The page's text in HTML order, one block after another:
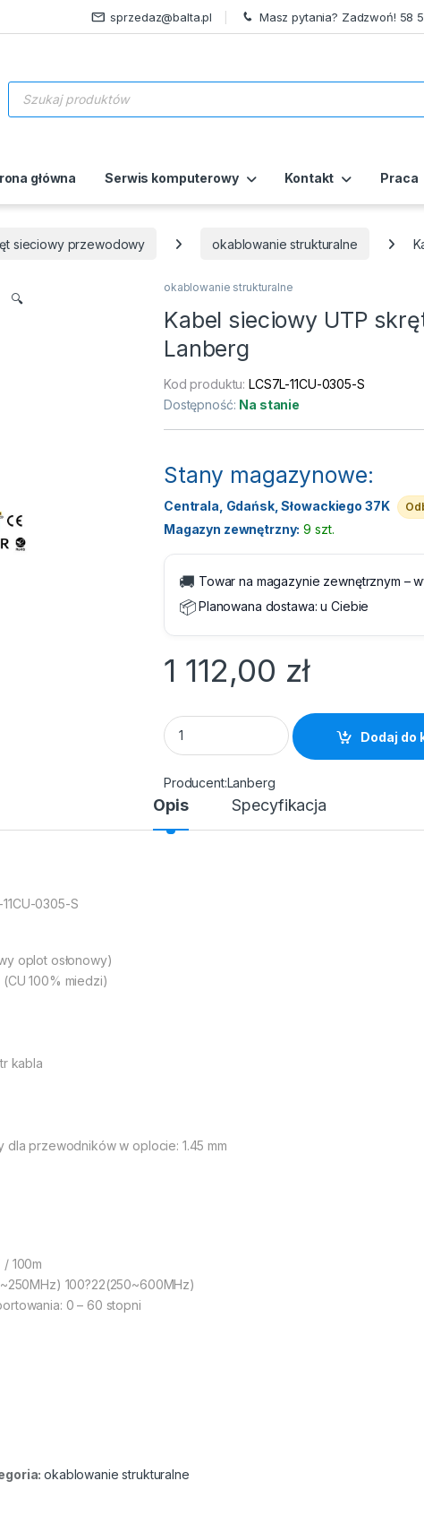
sprzedaz@balta.pl Masz pytania? Zadzwoń! 58
Wyszukiwarka produktów
główna Serwis komputerowy Kontakt Praca
sieciowy przewodowy okablowanie strukturalne
🔍
okablowanie strukturalne
Kabel sieciowy UTP
Lanberg
Kod produktu:LCS7L-11CU-0305-S
Dostępność: Na stanie
Stany magazynowe:
Centrala, Gdańsk, Słowackiego 37K
Magazyn zewnętrzny: 9 szt.
🚚 Towar na magazynie zewnętrznym –
📦Planowana dostawa:u Ciebie
1 112,00 zł
Kabel sieciowy UTP skrętka, Drut 305 m
Dodaj do
Lanberg
Opis Specyfikacja
0305-S
oplot osłonowy)
100% miedzi)
kabla
przewodników w oplocie: 1.45 mm
100m
100?22(250~600MHz)
0 – 60 stopni
okablowanie strukturalne